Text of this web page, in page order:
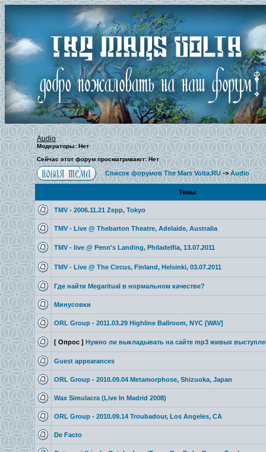
Audio
Модераторы: Нет
Сейчас этот форум просматривают: Нет
Список форумов The Mars Volta.RU->Audio
Темы
TMV - 2006.11.21 Zepp, Tokyo
TMV - Live @ Thebarton Theatre, Adelaide, Australia
TMV - live @ Penn's Landing, Philadelfia, 13.07.2011
TMV - Live @ The Circus, Finland, Helsinki, 03.07.2011
Где найти Megaritual в нормальном качестве?
Минусовки
ORL Group - 2011.03.29 Highline Ballroom, NYC [WAV]
[ Опрос ] Нужно ли выкладывать на сайте mp3 живых
Guest appearances
ORL Group - 2010.09.04 Metamorphose, Shizuoka, Japan
Wax Simulacra (Live In Madrid 2008)
ORL Group - 2010.09.14 Troubadour, Los Angeles, CA
De Facto